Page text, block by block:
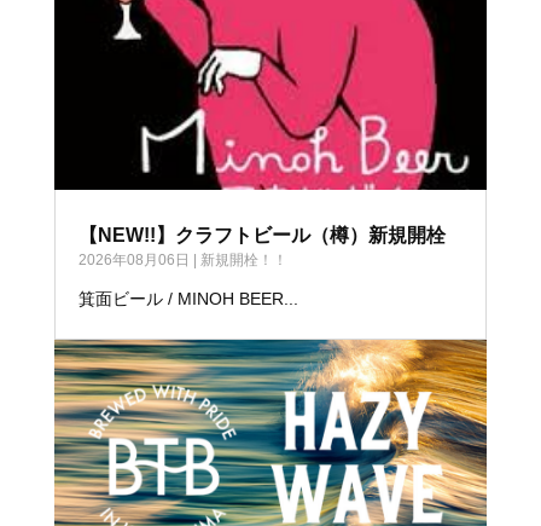
【NEW!!】クラフトビール（樽）新規開栓
2026年08月06日 | 新規開栓！！
箕面ビール / MINOH BEER...